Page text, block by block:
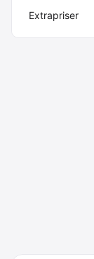
Extrapriser